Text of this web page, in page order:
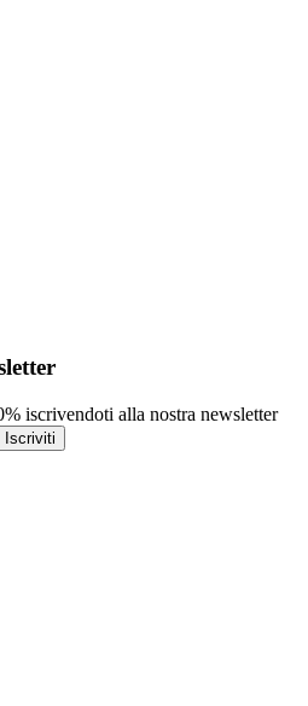
iscrivendoti alla nostra newsletter
Iscriviti